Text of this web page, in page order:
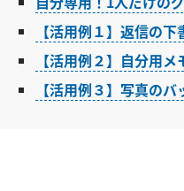
【活用例１】返信の
【活用例２】自分用
【活用例３】写真の